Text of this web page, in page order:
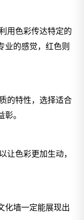
用色彩传达特定的
业的感觉，红色则
的特性，选择适合
。
让色彩更加生动，
化墙一定能展现出